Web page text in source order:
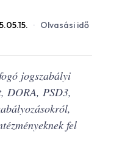
· Olvasási idő
jogszabályi
DORA, PSD3,
fel